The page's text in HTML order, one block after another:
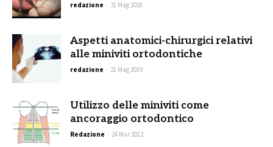
redazione - 31 Mag 2018
Aspetti anatomici-chirurgici relativi
alle miniviti ortodontiche
redazione - 21 Mag 2019
Utilizzo delle miniviti come
ancoraggio ortodontico
Redazione - 24 Mar 2012